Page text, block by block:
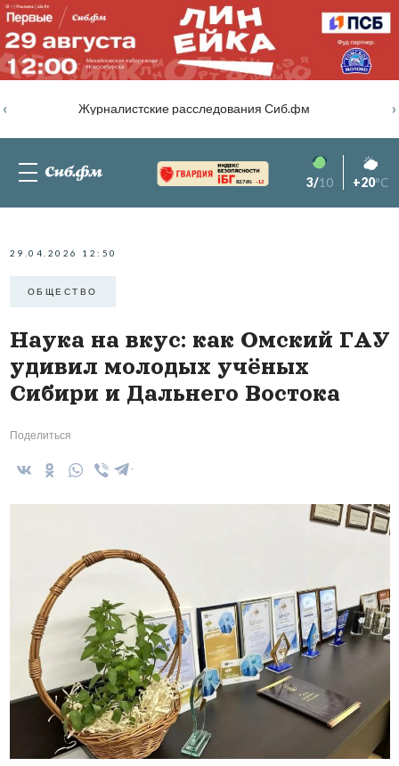
Журналистские расследования Сиб.фм
‹ ›
82.76% -1.2 3/10 +20°C
29.04.2026 12:50
ОБЩЕСТВО
Наука на вкус: как Омский ГАУ
удивил молодых учёных
Сибири и Дальнего Востока
Поделиться